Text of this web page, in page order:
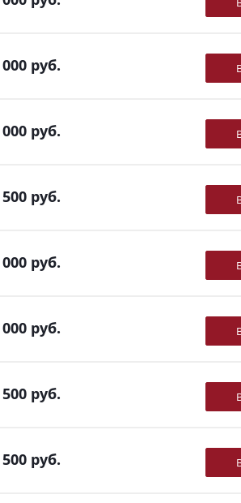
руб.
руб.
руб.
руб.
руб.
руб.
руб.